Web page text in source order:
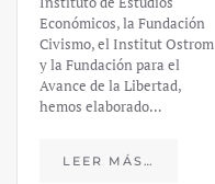
Económicos, la Fundación
Civismo, el Institut Ostrom
y la Fundación para el
Avance de la Libertad,
hemos elaborado…
LEER MÁS…